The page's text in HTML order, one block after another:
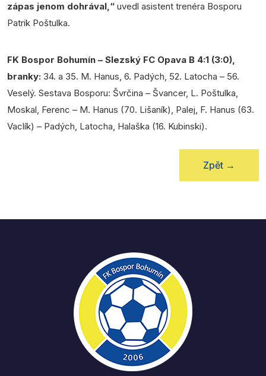
zápas jenom dohrával,“ uvedl asistent trenéra Bosporu
Patrik Poštulka.
FK Bospor Bohumín – Slezský FC Opava B 4:1 (3:0),
branky: 34. a 35. M. Hanus, 6. Padých, 52. Latocha – 56.
Veselý. Sestava Bosporu: Švrčina – Švancer, L. Poštulka,
Moskal, Ferenc – M. Hanus (70. Lišaník), Palej, F. Hanus (63.
Vaclík) – Padých, Latocha, Halaška (16. Kubinski).
Zpět →